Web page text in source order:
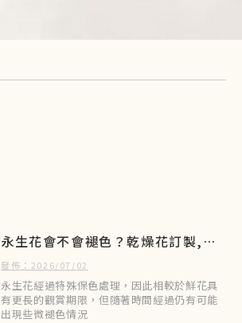
永生花會不會褪色？乾燥花訂製,台
北乾燥花訂製,土城乾燥花訂製
發佈：2026/07/02
永生花經過特殊保色處理，因此相較於鮮花具
有更長的觀賞期限，但隨著時間經過仍有可能
出現些微褪色情況